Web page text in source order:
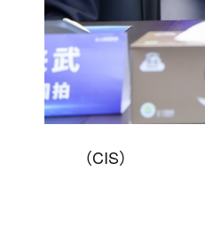
（CIS）